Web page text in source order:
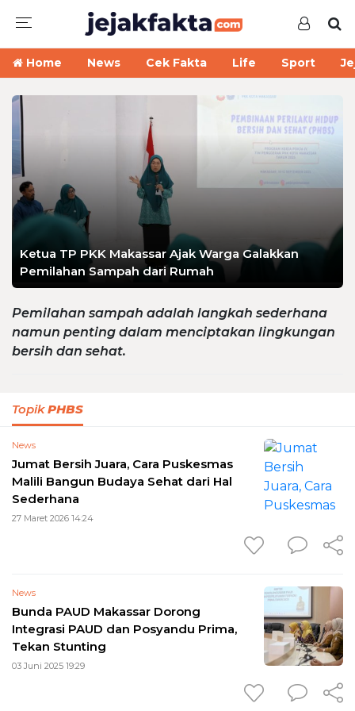
Home News Cek Fakta Life Sport
Ketua TP PKK Makassar Ajak Warga Galakkan
Pemilahan Sampah dari Rumah
Pemilahan sampah adalah langkah sederhana
namun penting dalam menciptakan lingkungan
bersih dan sehat.
TopikPHBS
News
Jumat Bersih Juara, Cara Puskesmas
Malili Bangun Budaya Sehat dari Hal
Sederhana
27 Maret 2026 14:24
News
Bunda PAUD Makassar Dorong
Integrasi PAUD dan Posyandu Prima,
Tekan Stunting
03 Juni 2025 19:29